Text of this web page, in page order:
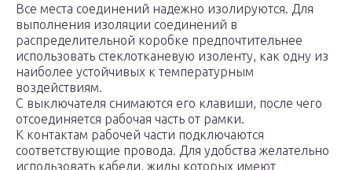
Все места соединений надежно изолируются. Для
выполнения изоляции соединений в
распределительной коробке предпочтительнее
использовать стеклотканевую изоленту, как одну из
наиболее устойчивых к температурным
воздействиям.
С выключателя снимаются его клавиши, после чего
отсоединяется рабочая часть от рамки.
К контактам рабочей части подключаются
соответствующие провода. Для удобства желательно
использовать кабели, жилы которых имеют